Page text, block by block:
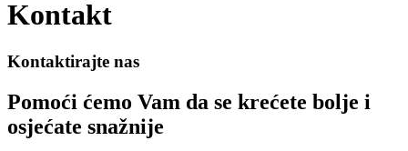
Kontakt
Kontaktirajte nas
Pomoći ćemo Vam da se krećete bolje i
osjećate snažnije